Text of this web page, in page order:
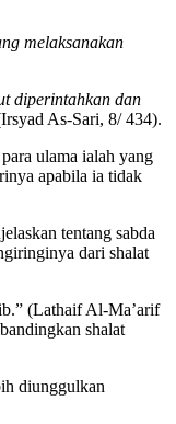
melaksanakan
diperintahkan dan
As-Sari, 8/ 434).
ulama ialah yang
apabila ia tidak
tentang sabda
dari shalat
(Lathaif Al-Ma’arif
shalat
diunggulkan